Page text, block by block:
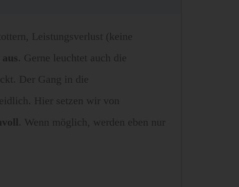
Leistungsverlust (keine
. Gerne leuchtet auch die
Der Gang in die
Hier setzen wir von
. Wenn möglich, werden eben nur